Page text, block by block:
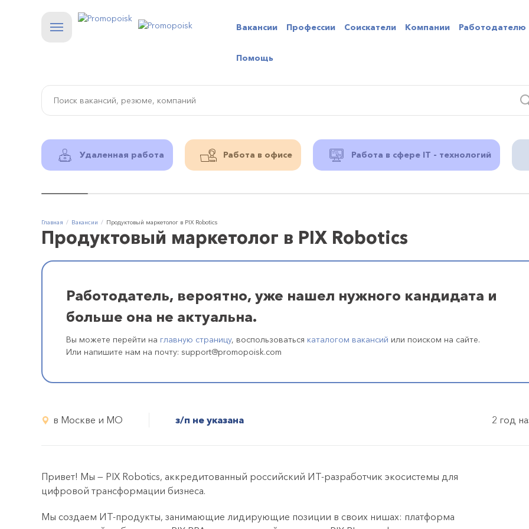
Вакансии Профессии Соискатели Компании Работодателю
Помощь
Удаленная работа Работа в офисе Работа в сфере IT - технологий
Главная Вакансии Продуктовый маркетолог в PIX Robotics
Продуктовый маркетолог в PIX Robotics
Работодатель, вероятно, уже нашел нужного кандидата и
больше она не актуальна.
Вы можете перейти на главную страницу, воспользоваться каталогом вакансий или поиском на сайте.
Или напишите нам на почту: support@promopoisk.com
в Москве и МО з/п не указана 2 год
Привет! Мы — PIX Robotics, аккредитованный российский ИТ-разработчик экосистемы для
цифровой трансформации бизнеса.
Мы создаем ИТ-продукты, занимающие лидирующие позиции в своих нишах: платформа